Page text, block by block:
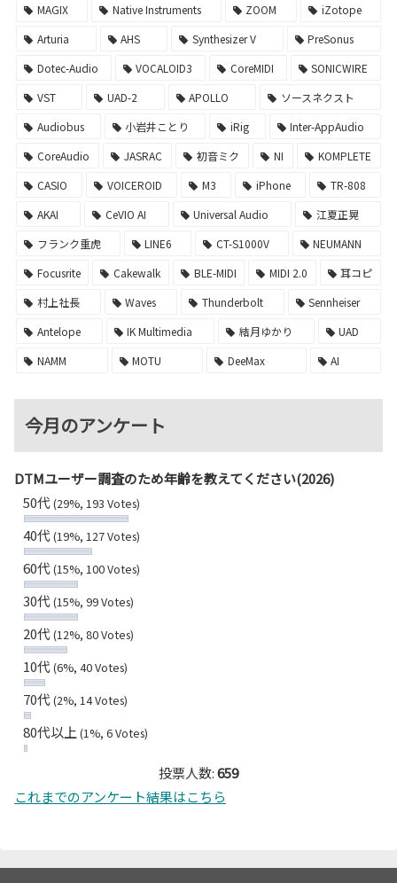
MAGIX
Native Instruments ZOOM
iZotope
Arturia
AHS Synthesizer V
PreSonus
Dotec-Audio
VOCALOID3 CoreMIDI
SONICWIRE
VST
UAD-2 APOLLO
ソースネクスト
Audiobus
小岩井ことり iRig
Inter-AppAudio
CoreAudio
JASRAC 初音ミク NI
KOMPLETE
CASIO
VOICEROID M3 iPhone
TR-808
AKAI
CeVIO AI Universal Audio
江夏正晃
フランク重虎
LINE6 CT-S1000V
NEUMANN
Focusrite
Cakewalk BLE-MIDI MIDI 2.0
耳コピ
村上社長
Waves Thunderbolt
Sennheiser
Antelope
IK Multimedia 結月ゆかり
UAD
NAMM
MOTU DeeMax AI
今月のアンケート
DTMユーザー調査のため年齢を教えてください(2026)
50代(29%, 193 Votes)
40代(19%, 127 Votes)
60代(15%, 100 Votes)
30代(15%, 99 Votes)
20代(12%, 80 Votes)
10代(6%, 40 Votes)
70代(2%, 14 Votes)
80代以上 (1%, 6 Votes)
投票人数:659
これまでのアンケート結果はこちら